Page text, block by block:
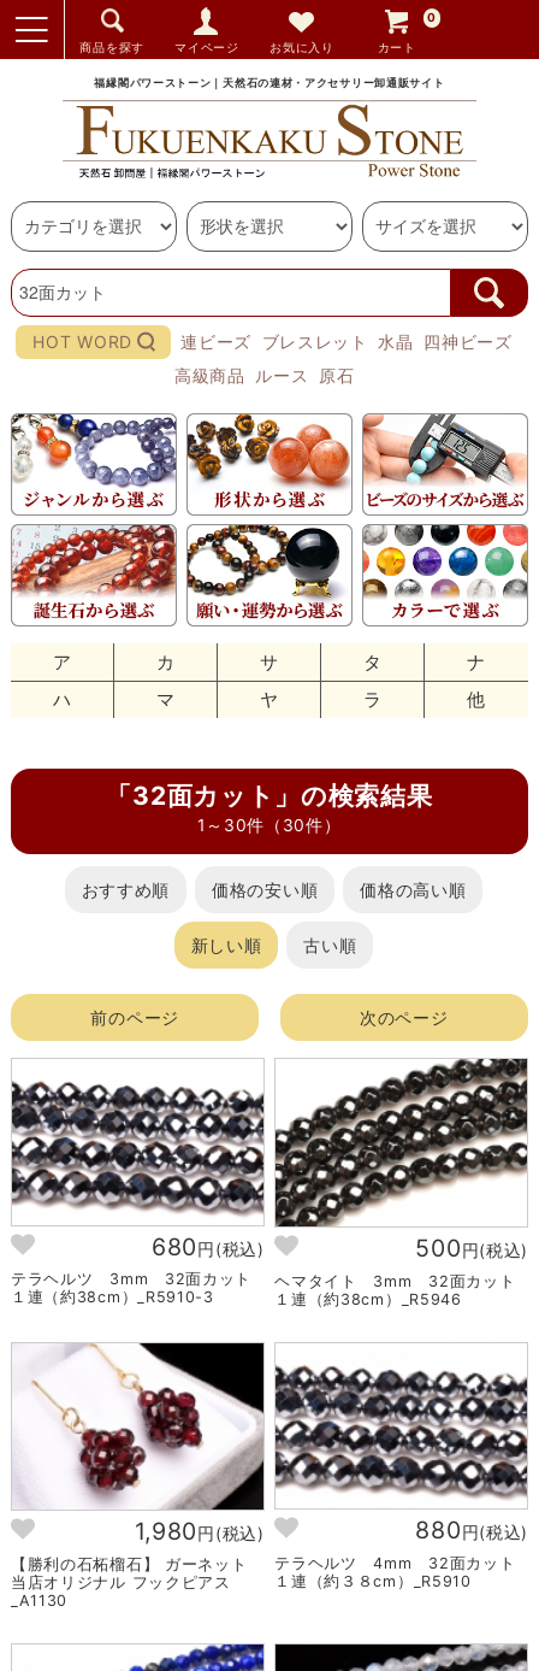
商品を探す マイページ お気に入り カート
0
福縁閣パワーストーン｜天然石の連材・アクセサリー卸通販サイト
HOT WORD 連ビーズ ブレスレット 水晶
四神ビーズ
高級商品
ルース 原石
ア カ サ タ
ナ
ハ
マ ヤ ラ 他
「32面カット」の検索結果
1～30件（30件）
おすすめ順 価格の安い順 価格の高い順
新しい順 古い順
前のページ 次のページ
680円(税込)
テラヘルツ 3mm 32面カット
１連（約38cm）_R5910-3
500円(税込)
ヘマタイト 3mm 32面カット
１連（約38cm）_R5946
1,980円(税込)
【勝利の石柘榴石】 ガーネット
当店オリジナル フックピアス
_A1130
880円(税込)
テラヘルツ 4mm 32面カット
１連（約３８cm）_R5910